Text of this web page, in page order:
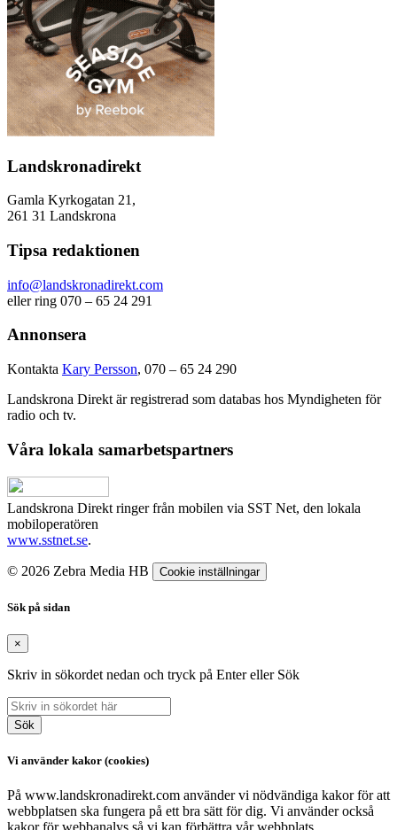
Landskronadirekt
Gamla Kyrkogatan 21,
261 31 Landskrona
Tipsa redaktionen
info@landskronadirekt.com
eller ring 070 – 65 24 291
Annonsera
Kontakta Kary Persson, 070 – 65 24 290
Landskrona Direkt är registrerad som databas hos Myndigheten för
radio och tv.
Våra lokala samarbetspartners
Landskrona Direkt ringer från mobilen via SST Net, den lokala
mobiloperatören
www.sstnet.se.
© 2026 Zebra Media HB Cookie inställningar
Sök på sidan
×
Skriv in sökordet nedan och tryck på Enter eller Sök
Sök
Vi använder kakor (cookies)
På www.landskronadirekt.com använder vi nödvändiga kakor för att
webbplatsen ska fungera på ett bra sätt för dig. Vi använder också